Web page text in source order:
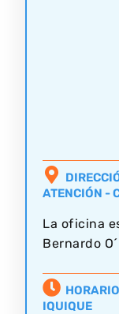
ATENCIÓN -
La oficina
Bernardo
IQUIQUE